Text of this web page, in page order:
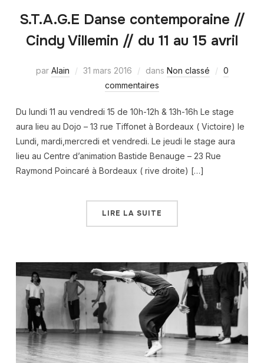
S.T.A.G.E Danse contemporaine //
Cindy Villemin // du 11 au 15 avril
par Alain 31 mars 2016 dans Non classé
0
commentaires
Du lundi 11 au vendredi 15 de 10h-12h & 13h-16h Le stage
aura lieu au Dojo – 13 rue Tiffonet à Bordeaux ( Victoire) le
Lundi, mardi,mercredi et vendredi. Le jeudi le stage aura
lieu au Centre d’animation Bastide Benauge – 23 Rue
Raymond Poincaré à Bordeaux ( rive droite) […]
LIRE LA SUITE